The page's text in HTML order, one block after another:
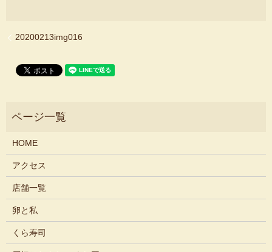
20200213img016
HOME
アクセス
店舗一覧
卵と私
くら寿司